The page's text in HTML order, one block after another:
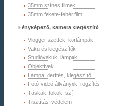
35mm színes filmek
35mm fekete-fehér film
Fényképező, kamera kiegészítő
Vlogger szettek, körlámpák
Vaku és kiegészítők
Studióvakuk, lámpák
Objektívek
Lámpa, derítés, kiegészítő
Fotó-videó állványok, rögzítés
Táskák, tokok, szíj
Tisztítás, védelem